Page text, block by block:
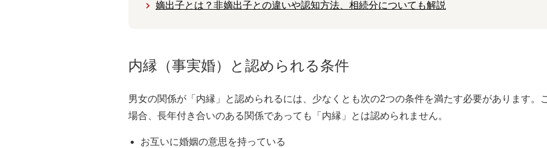
嫡出子とは？非嫡出子との違いや認知方法、相続分についても解説
内縁（事実婚）と認められる条件
男女の関係が「内縁」と認められるには、少なくとも次の2つの条件を満たす必要があります。
場合、長年付き合いのある関係であっても「内縁」とは認められません。
お互いに婚姻の意思を持っている